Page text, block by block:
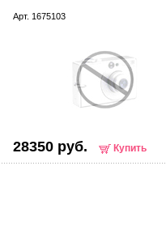
Арт. 1675103
28350 руб. Купить